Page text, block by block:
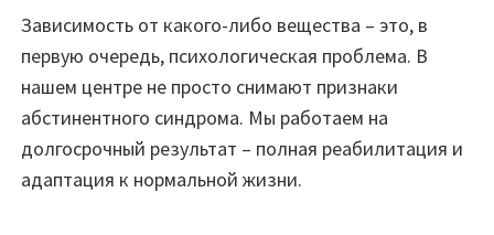
Зависимость от какого-либо вещества – это, в
первую очередь, психологическая проблема. В
нашем центре не просто снимают признаки
абстинентного синдрома. Мы работаем на
долгосрочный результат – полная реабилитация и
адаптация к нормальной жизни.